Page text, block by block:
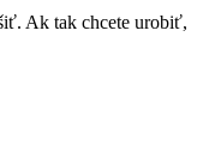
Ak tak chcete urobiť,